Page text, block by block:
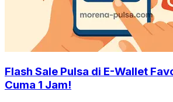
Flash Sale Pulsa di E-Wallet
Cuma 1 Jam!